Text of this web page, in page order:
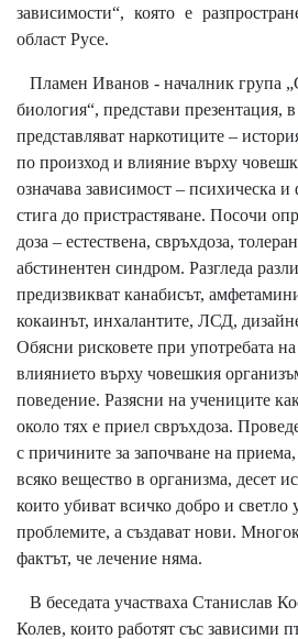
зависимости“, която е
област Русе.
Пламен Иванов - началник група
биология“, представи презентация,
представляват наркотиците –
по произход и влияние върху
означава зависимост – психическа и
стига до пристрастяване. Посочи
доза – естествена, свръхдоза,
абстинентен синдром. Разгледа
предизвикват канабисът,
кокаинът, инхалантите, ЛСД,
Обясни рисковете при употребата
влиянието върху човешкия
поведение. Разясни на учениците
около тях е приел свръхдоза.
с причините за започване на приема,
всяко вещество в организма, десет
които убиват всичко добро и светло
проблемите, а създават нови.
фактът, че лечение няма.
В беседата участваха Станислав
Колев, които работят със зависими